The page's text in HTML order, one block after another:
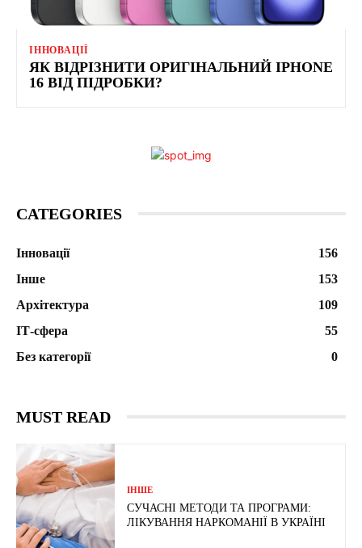
ІННОВАЦІЇ
ЯК ВІДРІЗНИТИ ОРИГІНАЛЬНИЙ IPHONE
16 ВІД ПІДРОБКИ?
CATEGORIES
Інновації
156
Інше
153
Архітектура
109
ІТ-сфера
55
Без категорії
0
MUST READ
ІНШЕ
СУЧАСНІ МЕТОДИ ТА ПРОГРАМИ:
ЛІКУВАННЯ НАРКОМАНІЇ В УКРАЇНІ